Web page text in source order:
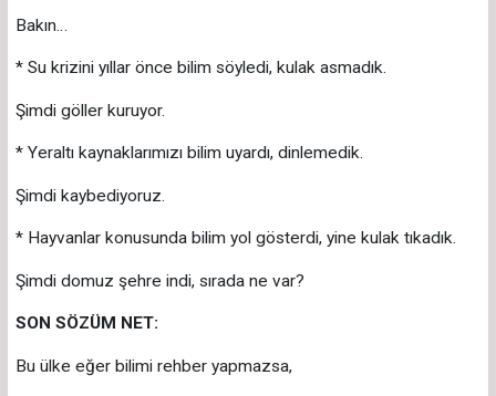
Bakın…
* Su krizini yıllar önce bilim söyledi, kulak asmadık.
Şimdi göller kuruyor.
* Yeraltı kaynaklarımızı bilim uyardı, dinlemedik.
Şimdi kaybediyoruz.
* Hayvanlar konusunda bilim yol gösterdi, yine kulak tıkadık.
Şimdi domuz şehre indi, sırada ne var?
SON SÖZÜM NET:
Bu ülke eğer bilimi rehber yapmazsa,